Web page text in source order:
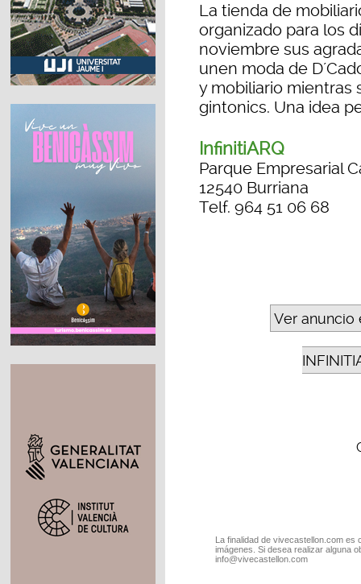
La tienda de
organizado para los
noviembre sus
unen moda de
y mobiliario mientras
gintonics. Una idea
InfinitiARQ
Parque Empresarial
12540 Burriana
Telf. 964 51 06 68
Ver anuncio
La finalidad de vivecastellon.com
imágenes. Si desea realizar alguna
info@vivecastellon.com